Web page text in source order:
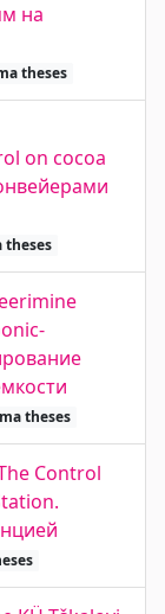
на
theses
on cocoa
theses
theses
Control